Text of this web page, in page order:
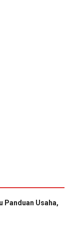
Panduan Usaha,